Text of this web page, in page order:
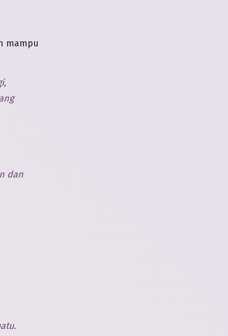
mampu
dan